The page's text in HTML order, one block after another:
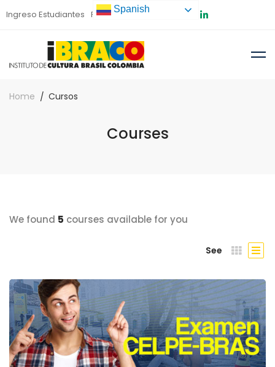
Ingreso Estudiantes Preinscripción
Home Cursos
Courses
We found 5 courses available for you
See
Spanish